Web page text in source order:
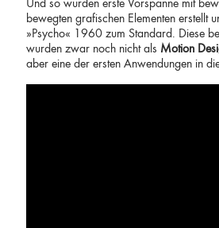
Und so wurden erste Vorspanne mit
bewegten grafischen Elementen erstellt
»Psycho« 1960 zum Standard. Diese
wurden zwar noch nicht als Motion
aber eine der ersten Anwendungen in